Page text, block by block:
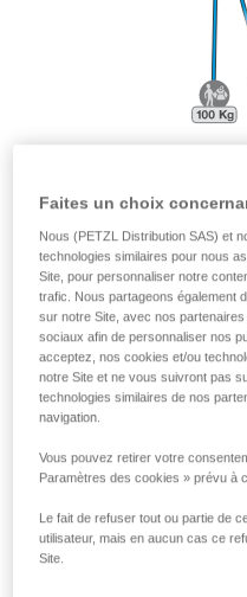
Faites un choix
Nous (PETZL Distribution SAS) et
technologies similaires pour nous
Site, pour personnaliser notre
trafic. Nous partageons également
sur notre Site, avec nos
sociaux afin de personnaliser nos
acceptez, nos cookies et/ou
notre Site et ne vous suivront pas
technologies similaires de nos
navigation.
Vous pouvez retirer votre
Paramètres des cookies » prévu à
Le fait de refuser tout ou partie de
utilisateur, mais en aucun cas ce
Site.